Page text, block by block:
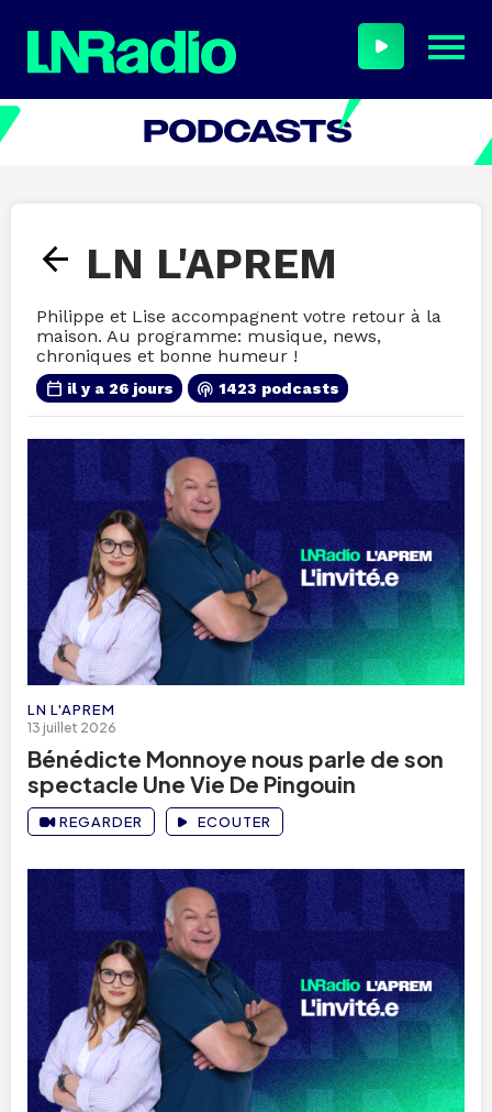
arrow_back LN L'APREM
Philippe et Lise accompagnent votre retour à la
maison. Au programme: musique, news,
chroniques et bonne humeur !
calendar_today il y a 26 jours podcasts 1423 podcasts
LN L'APREM
13 juillet 2026
Bénédicte Monnoye nous parle de son
spectacle Une Vie De Pingouin
REGARDER ECOUTER